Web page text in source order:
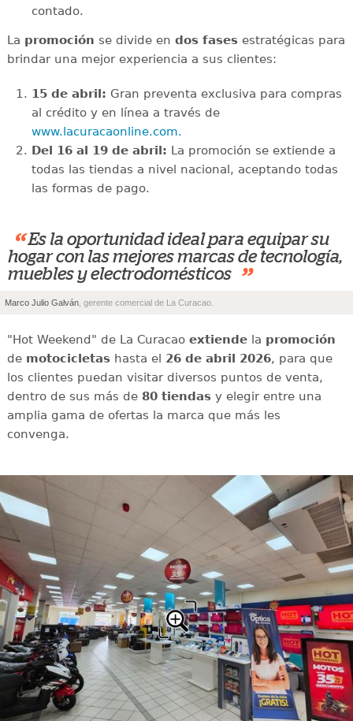
contado.
La promoción se divide en dos fasesestratégicas para
brindar una mejor experiencia a sus clientes:
15 de abril: Gran preventa exclusiva para compras
al crédito y en línea a través de
www.lacuracaonline.com.
Del 16 al 19 de abril: La promoción se extiende a
todas las tiendas a nivel nacional, aceptando todas
las formas de pago.
“ Es la oportunidad ideal para equipar su
hogar con las mejores marcas de tecnología,
muebles y electrodomésticos ”
Marco Julio Galván , gerente comercial de La Curacao.
"Hot Weekend" de La Curacao extiendela promoción
demotocicletashasta el 26 de abril 2026, para que
los clientes puedan visitar diversos puntos de venta,
dentro de sus más de80 tiendasy elegir entre una
amplia gama de ofertas la marca que más les
convenga.